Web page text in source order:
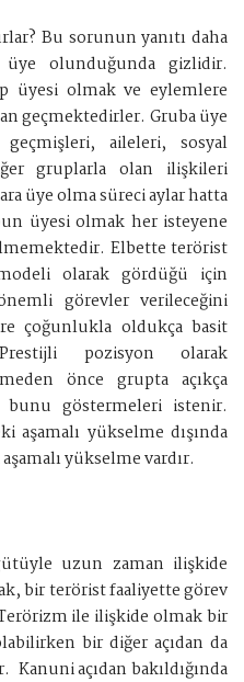
Bu sorunun yanıtı daha
olunduğunda gizlidir.
üyesi olmak ve eylemlere
geçmektedirler. Gruba üye
aileleri, sosyal
gruplarla olan ilişkileri
üye olma süreci aylar hatta
üyesi olmak her isteyene
Elbette terörist
olarak gördüğü için
görevler verileceğini
çoğunlukla oldukça basit
pozisyon olarak
önce grupta açıkça
göstermeleri istenir.
yükselme dışında
yükselme vardır.
uzun zaman ilişkide
bir terörist faaliyette görev
ile ilişkide olmak bir
bir diğer açıdan da
açıdan bakıldığında